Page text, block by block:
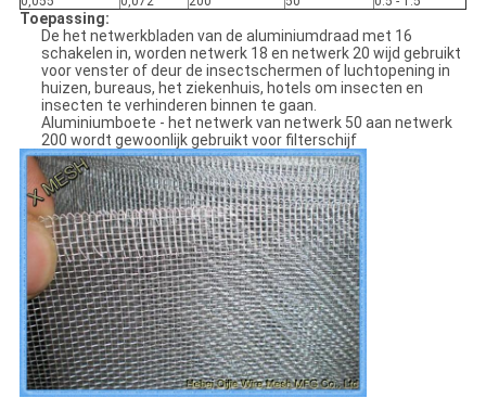
Toepassing:
De het netwerkbladen van de aluminiumdraad met 16
schakelen in, worden netwerk 18 en netwerk 20 wijd gebruikt
voor venster of deur de insectschermen of luchtopening in
huizen, bureaus, het ziekenhuis, hotels om insecten en
insecten te verhinderen binnen te gaan.
Aluminiumboete - het netwerk van netwerk 50 aan netwerk
200 wordt gewoonlijk gebruikt voor filterschijf